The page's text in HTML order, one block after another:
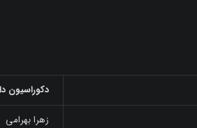
دکوراسیون
زهرا بهرامی